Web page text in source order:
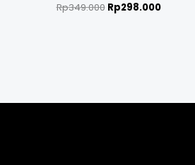
Rp349.000 Rp298.000